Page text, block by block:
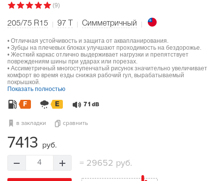
(9)
205/75 R15 97 Симметричный
• Отличная устойчивость и защита от аквапланирования.
• Зубцы на плечевых блоках улучшают проходимость на бездорожье.
• Жесткий каркас отлично выдерживает нагрузки и препятствует
повреждениям шины при ударах или порезах.
• Ассиметричный многоступенчатый рисунок значительно увеличивает
комфорт во время езды снижая рабочий гул, вырабатываемый
покрышкой.
Показать полностью
F E 71 dB
в закладки сравнить
7413 руб.
4 = 29652 руб.